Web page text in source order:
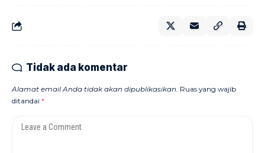
Tidak ada komentar
Alamat email Anda tidak akan dipublikasikan. Ruas yang wajib
ditandai *